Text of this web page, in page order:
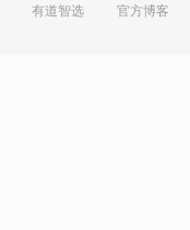
有道智选 官方博客